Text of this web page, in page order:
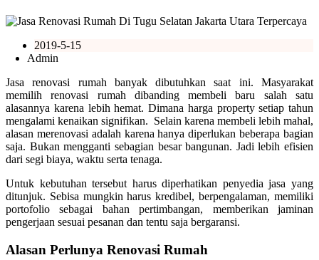
2019-5-15
Admin
Jasa renovasi rumah banyak dibutuhkan saat ini. Masyarakat
memilih renovasi rumah dibanding membeli baru salah satu
alasannya karena lebih hemat. Dimana harga property setiap tahun
mengalami kenaikan signifikan. Selain karena membeli lebih mahal,
alasan merenovasi adalah karena hanya diperlukan beberapa bagian
saja. Bukan mengganti sebagian besar bangunan. Jadi lebih efisien
dari segi biaya, waktu serta tenaga.
Untuk kebutuhan tersebut harus diperhatikan penyedia jasa yang
ditunjuk. Sebisa mungkin harus kredibel, berpengalaman, memiliki
portofolio sebagai bahan pertimbangan, memberikan jaminan
pengerjaan sesuai pesanan dan tentu saja bergaransi.
Alasan Perlunya Renovasi Rumah